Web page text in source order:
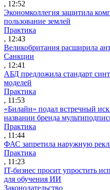
, 12:52
Экономколлегия защитила
пользование землей
Практика
, 12:43
Великобритания расширила
Санкции
, 12:41
АБД предложила стандарт
моделей
Практика
, 11:53
«Билайн» подал встречный
названии бренда
Практика
, 11:44
ФАС запретила наружную
Практика
, 11:23
IT-бизнес просит упростить
для обучения ИИ
Законодательство